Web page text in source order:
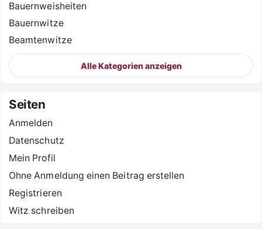
Bauernweisheiten
Bauernwitze
Beamtenwitze
Alle Kategorien anzeigen
Seiten
Anmelden
Datenschutz
Mein Profil
Ohne Anmeldung einen Beitrag erstellen
Registrieren
Witz schreiben